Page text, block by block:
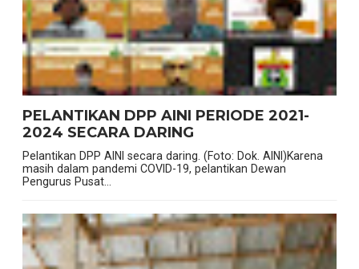
PELANTIKAN DPP AINI PERIODE 2021-
2024 SECARA DARING
Pelantikan DPP AINI secara daring. (Foto: Dok. AINI)Karena
masih dalam pandemi COVID-19, pelantikan Dewan
Pengurus Pusat...